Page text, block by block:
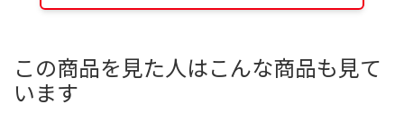
この商品を見た人はこんな商品も見て
います